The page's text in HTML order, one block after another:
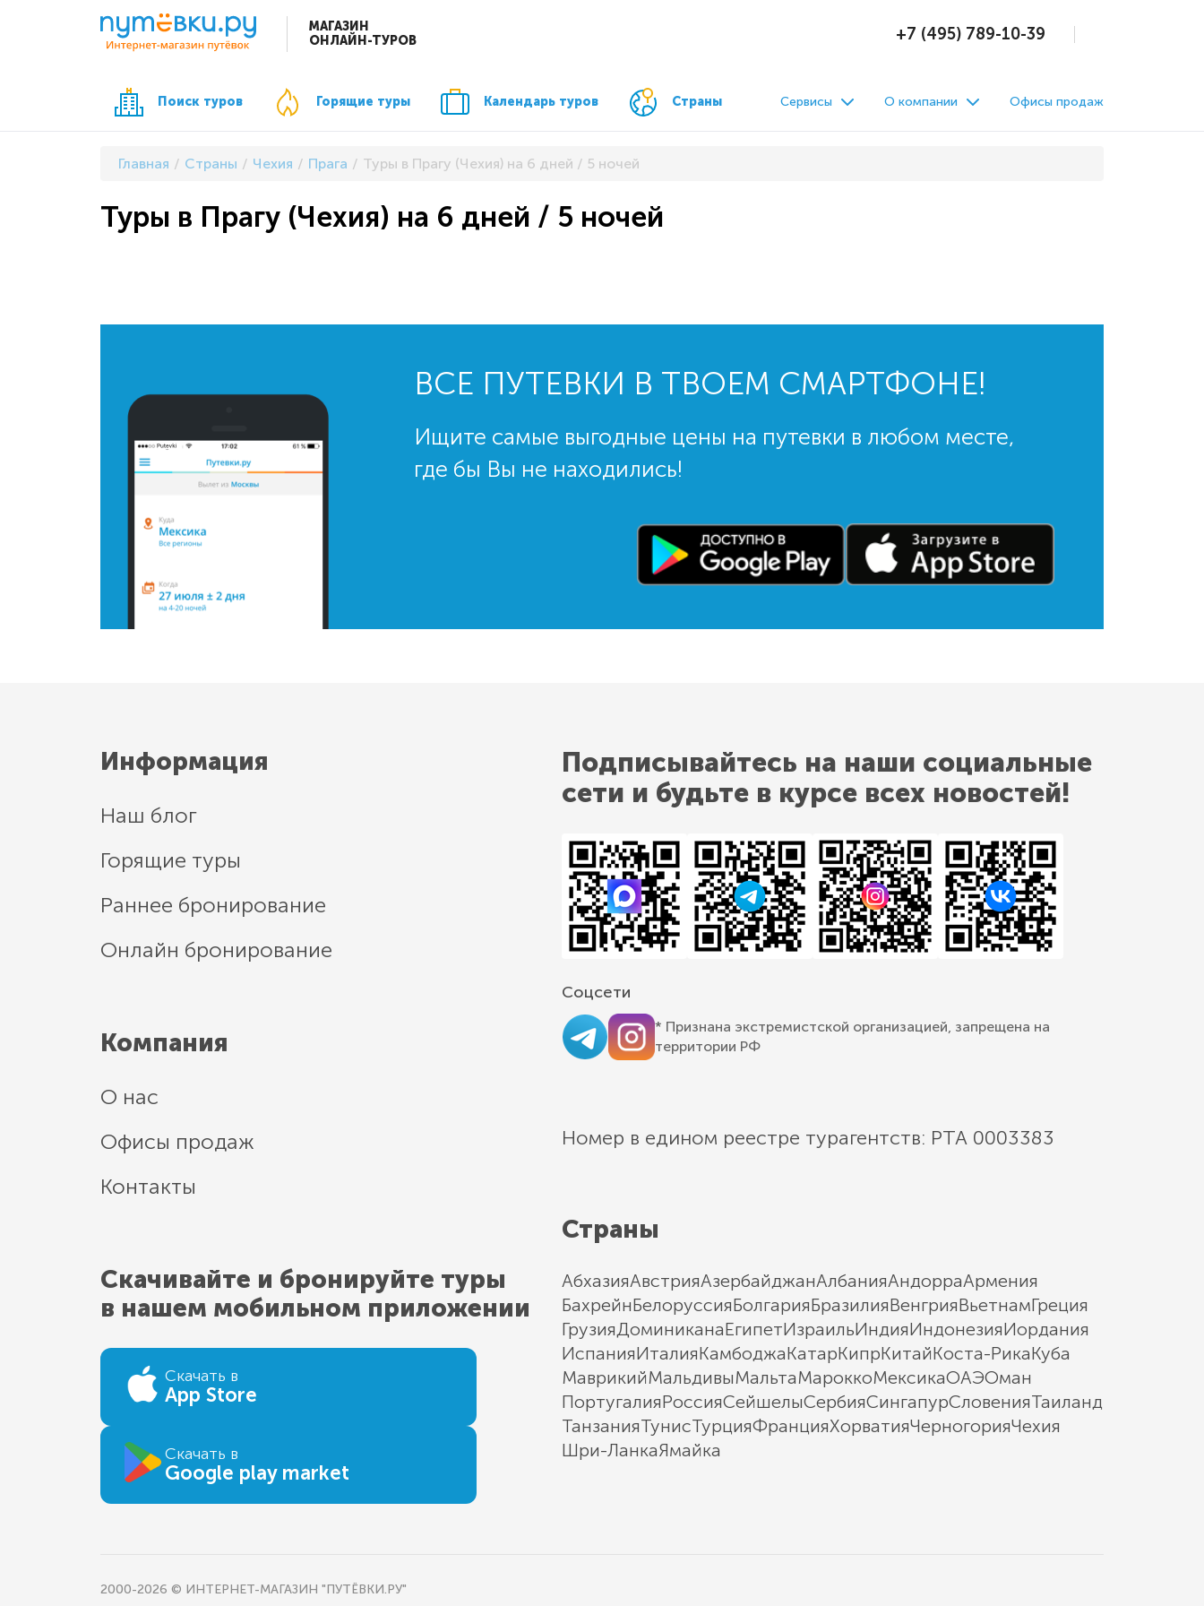
МАГАЗИН
ОНЛАЙН-ТУРОВ
+7 (495) 789-10-39
Поиск туров Горящие туры Календарь туров Страны Сервисы О компании Офисы продаж
Главная Страны Чехия Прага Туры в Прагу (Чехия) на 6 дней / 5 ночей
Туры в Прагу (Чехия) на 6 дней / 5 ночей
ВСЕ ПУТЕВКИ В ТВОЕМ СМАРТФОНЕ!
Ищите самые выгодные цены на путевки в любом месте,
где бы Вы не находились!
Информация
Наш блог
Горящие туры
Раннее бронирование
Онлайн бронирование
Компания
О нас
Офисы продаж
Контакты
Скачивайте и бронируйте туры
в нашем мобильном приложении
Скачать в
App Store
Скачать в
Google play market
Подписывайтесь на наши социальные
сети и будьте в курсе всех новостей!
Соцсети
* Признана экстремистской организацией, запрещена на
территории РФ
Номер в едином реестре турагентств: РТА 0003383
Страны
АбхазияАвстрияАзербайджанАлбанияАндорраАрмения
БахрейнБелоруссияБолгарияБразилияВенгрияВьетнамГреция
ГрузияДоминиканаЕгипетИзраильИндияИндонезияИордания
ИспанияИталияКамбоджаКатарКипрКитайКоста-РикаКуба
МаврикийМальдивыМальтаМароккоМексикаОАЭОман
ПортугалияРоссияСейшелыСербияСингапурСловенияТаиланд
ТанзанияТунисТурцияФранцияХорватияЧерногорияЧехия
Шри-ЛанкаЯмайка
2000-2026 © ИНТЕРНЕТ-МАГАЗИН "ПУТЁВКИ.РУ"